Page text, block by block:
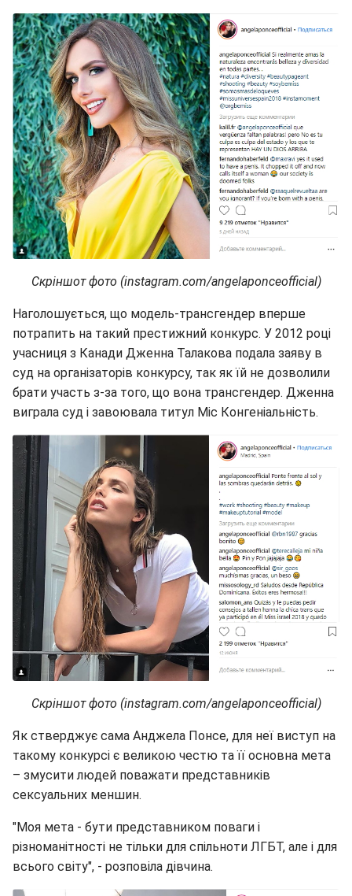
Скріншот фото (instagram.com/angelaponceofficial)
Наголошується, що модель-трансгендер вперше
потрапить на такий престижний конкурс. У 2012 році
учасниця з Канади Дженна Талакова подала заяву в
суд на організаторів конкурсу, так як їй не дозволили
брати участь з-за того, що вона трансгендер. Дженна
виграла суд і завоювала титул Міс Конгеніальність.
Скріншот фото (instagram.com/angelaponceofficial)
Як стверджує сама Анджела Понсе, для неї виступ на
такому конкурсі є великою честю та її основна мета
– змусити людей поважати представників
сексуальних меншин.
"Моя мета - бути представником поваги і
різноманітності не тільки для спільноти ЛГБТ, але і для
всього світу", - розповіла дівчина.